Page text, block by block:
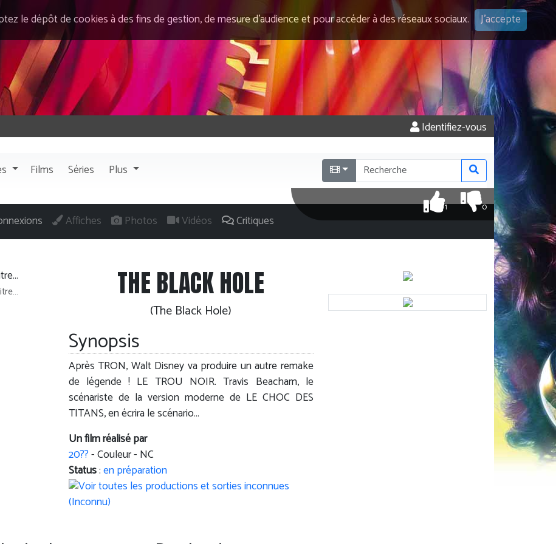
le dépôt de cookies à des fins de gestion, de mesure d’audience et pour accéder à des réseaux sociaux. J'accepte
Identifiez-vous
Films Séries Plus
0
1
Affiches Photos Vidéos Critiques
THE BLACK HOLE
(The Black Hole)
Synopsis
Après TRON, Walt Disney va produire un autre remake
de légende ! LE TROU NOIR. Travis Beacham, le
scénariste de la version moderne de LE CHOC DES
TITANS, en écrira le scénario…
Un film réalisé par
20??- Couleur - NC
Status:en préparation